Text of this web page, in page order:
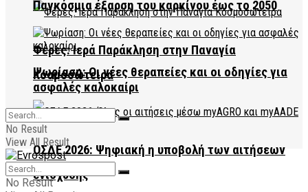
Φέρες: Ιερά Παράκληση στην Παναγία
Κοσμοσώτειρα
ΟΣΔΕ 2026: Ψηφιακή η υποβολή των αιτήσεων
ενίσχυσης
Παγκόσμια έξαρση του καρκίνου έως το 2050
Ψωρίαση: Οι νέες θεραπείες και οι οδηγίες για
ασφαλές καλοκαίρι
No Result
View All Result
No Result